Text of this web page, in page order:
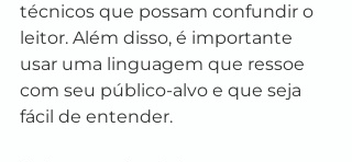
técnicos que possam confundir o
leitor. Além disso, é importante
usar uma linguagem que ressoe
com seu público-alvo e que seja
fácil de entender.